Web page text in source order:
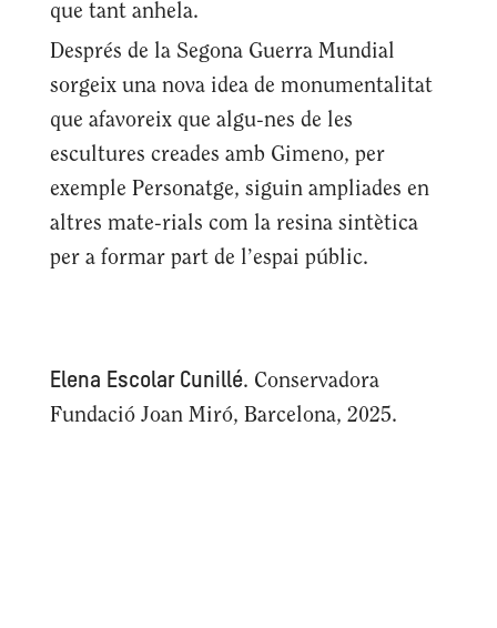
que tant anhela.
Després de la Segona Guerra Mundial
sorgeix una nova idea de monumentalitat
que afavoreix que algu-nes de les
escultures creades amb Gimeno, per
exemple Personatge, siguin ampliades en
altres mate-rials com la resina sintètica
per a formar part de l’espai públic.
Elena Escolar Cunillé. Conservadora
Fundació Joan Miró, Barcelona, 2025.